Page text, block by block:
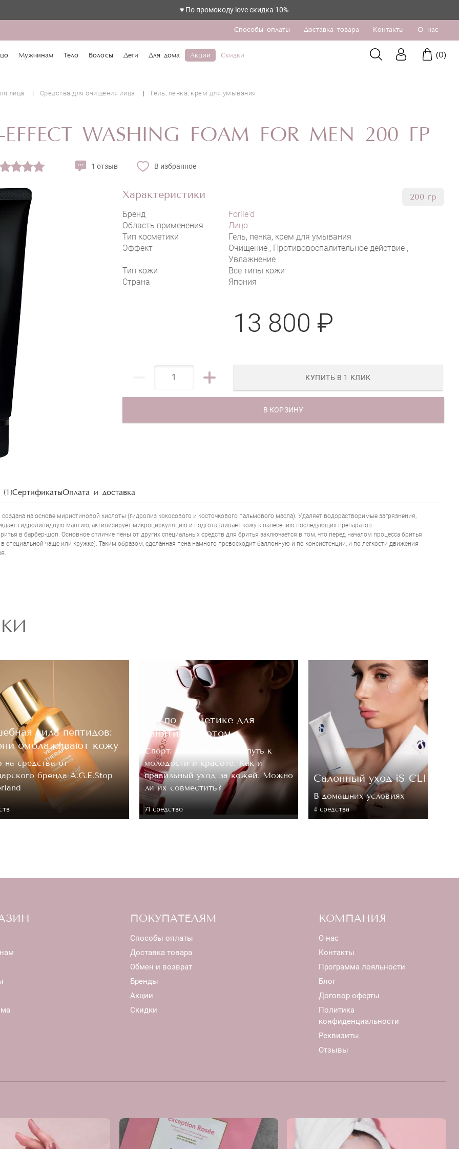
♥️ По промокоду love скидка 10%
Способы оплаты Доставка товара Контакты О нас
Мужчинам Тело Волосы Дети Для дома Акции Скидки (0)
лица Средства для очищения лица Гель, пенка, крем для умывания
EFFECT WASHING FOAM FOR MEN 200 ГР
1 отзыв В избранное
HYALOGY P-EFFECT WASHING FOAM FOR MEN
Характеристики
200 гр
Бренд
Forlle'd
Область применения
Лицо
Тип косметики
Гель, пенка, крем для умывания
Эффект
Очищение , Противовоспалительное действие ,
Увлажнение
Тип кожи
Все типы кожи
Страна
Япония
13 800 ₽
В КОРЗИНУ
КУПИТЬ В 1 КЛИК
ОЦЕНКА
Отправить
(1)СертификатыОплата и доставка
создана на основе миристиновой кислоты (гидролиз кокосового и косточкового пальмового масла). Удаляет водорастворимые загрязнения,
гидролипидную мантию, активизирует микроциркуляцию и подготавливает кожу к нанесению последующих препаратов.
в барбер-шоп. Основное отличие пены от других специальных средств для бритья заключается в том, что перед началом процесса бритья
чаще или кружке). Таким образом, сделанная пена намного превосходит баллонную и по консистенции, и по легкости движения
сила пептидов:
омолаживают кожу
на средства от
бренда A.G.E.Stop
Гид по косметике для
занятий спортом
Спорт, как известно, — путь к
молодости и красоте. Как и
правильный уход за кожей. Можно
ли их совместить?
71 средство
Cалонный уход iS
В домашних условиях
4 средствa
ПОКУПАТЕЛЯМ
Способы оплаты
Доставка товара
Обмен и возврат
Бренды
Акции
Скидки
КОМПАНИЯ
О нас
Контакты
Программа лояльности
Блог
Договор оферты
Политика
конфиденциальности
Реквизиты
Отзывы